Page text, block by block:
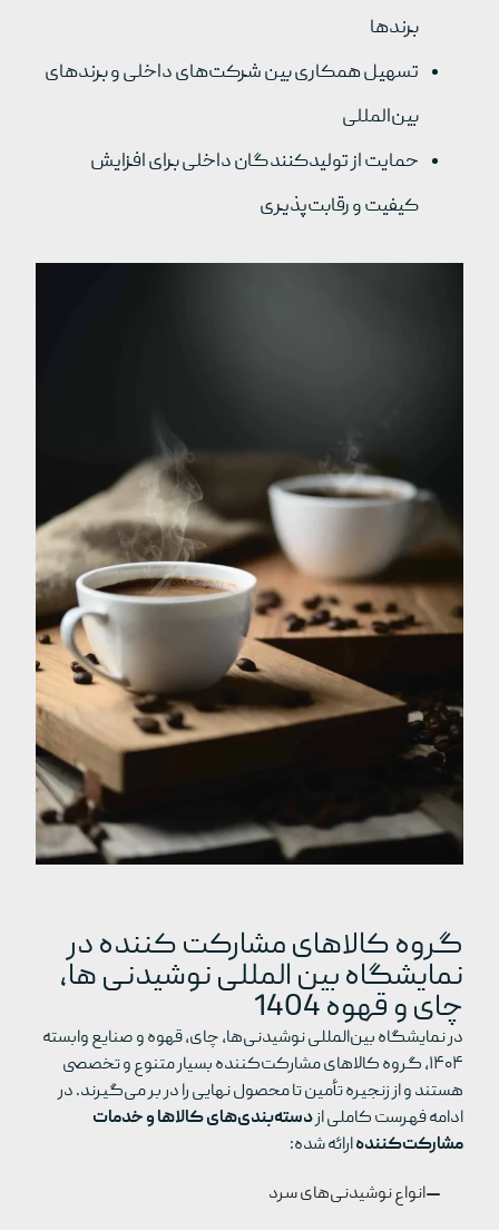
برندها
تسهیل همکاری بین شرکت‌های داخلی و برندهای
بین‌المللی
حمایت از تولیدکنندگان داخلی برای افزایش
کیفیت و رقابت‌پذیری
گروه کالاهای مشارکت کننده در
نمایشگاه بین المللی نوشیدنی ها،
چای و قهوه 1404
در نمایشگاه بین‌المللی نوشیدنی‌ها، چای، قهوه و صنایع وابسته
۱۴۰۴، گروه کالاهای مشارکت‌کننده بسیار متنوع و تخصصی
هستند و از زنجیره تأمین تا محصول نهایی را در بر می‌گیرند. در
ادامه فهرست کاملی ازدسته‌بندی‌های کالاها و خدمات
مشارکت‌کنندهارائه شده:
انواع نوشیدنی‌های سرد